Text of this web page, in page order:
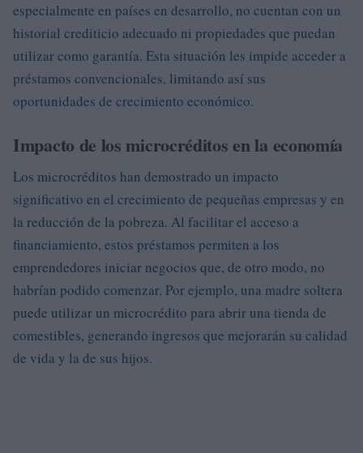
especialmente en países en desarrollo, no cuentan con un
historial crediticio adecuado ni propiedades que puedan
utilizar como garantía. Esta situación les impide acceder a
préstamos convencionales, limitando así sus
oportunidades de crecimiento económico.
Impacto de los microcréditos en la economía
Los microcréditos han demostrado un impacto
significativo en el crecimiento de pequeñas empresas y en
la reducción de la pobreza. Al facilitar el acceso a
financiamiento, estos préstamos permiten a los
emprendedores iniciar negocios que, de otro modo, no
habrían podido comenzar. Por ejemplo, una madre soltera
puede utilizar un microcrédito para abrir una tienda de
comestibles, generando ingresos que mejorarán su calidad
de vida y la de sus hijos.